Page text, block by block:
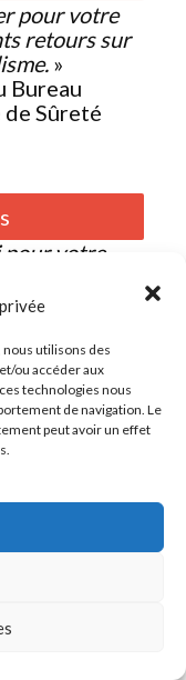
utilisons des
ou accéder aux
technologies nous
de navigation. Le
peut avoir un effet
pour votre
retours sur
»
Bureau
Sûreté
pour votre
pas eu de
vous !!
BDDF
pour votre